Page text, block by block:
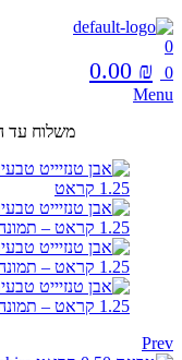
0
0
0.00 ₪
Menu
משלוח עד
Prev